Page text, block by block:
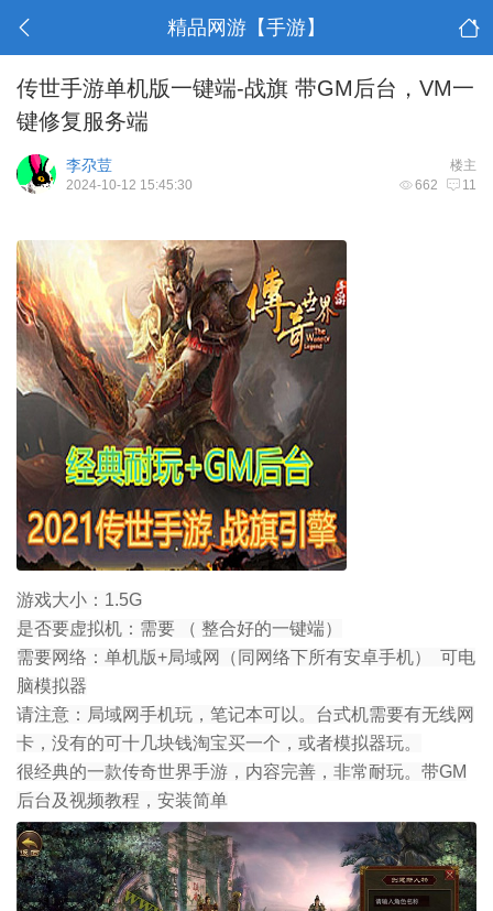
精品网游【手游】
传世手游单机版一键端-战旗 带GM后台，VM一
键修复服务端
楼主
李尕荳
662 11
2024-10-12 15:45:30
游戏大小：1.5G
是否要虚拟机：需要 （ 整合好的一键端）
需要网络：单机版+局域网（同网络下所有安卓手机） 可电
脑模拟器
请注意：局域网手机玩，笔记本可以。台式机需要有无线网
卡，没有的可十几块钱淘宝买一个，或者模拟器玩。
很经典的一款传奇世界手游，内容完善，非常耐玩。带GM
后台及视频教程，安装简单